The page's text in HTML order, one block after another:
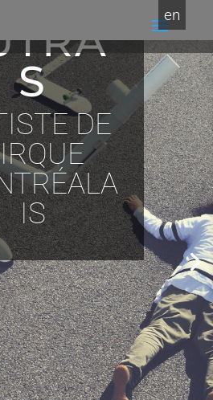
en
S
DE
IS